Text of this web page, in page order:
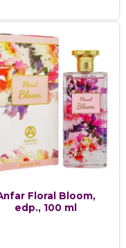
Floral Bloom,
edp., 100 ml